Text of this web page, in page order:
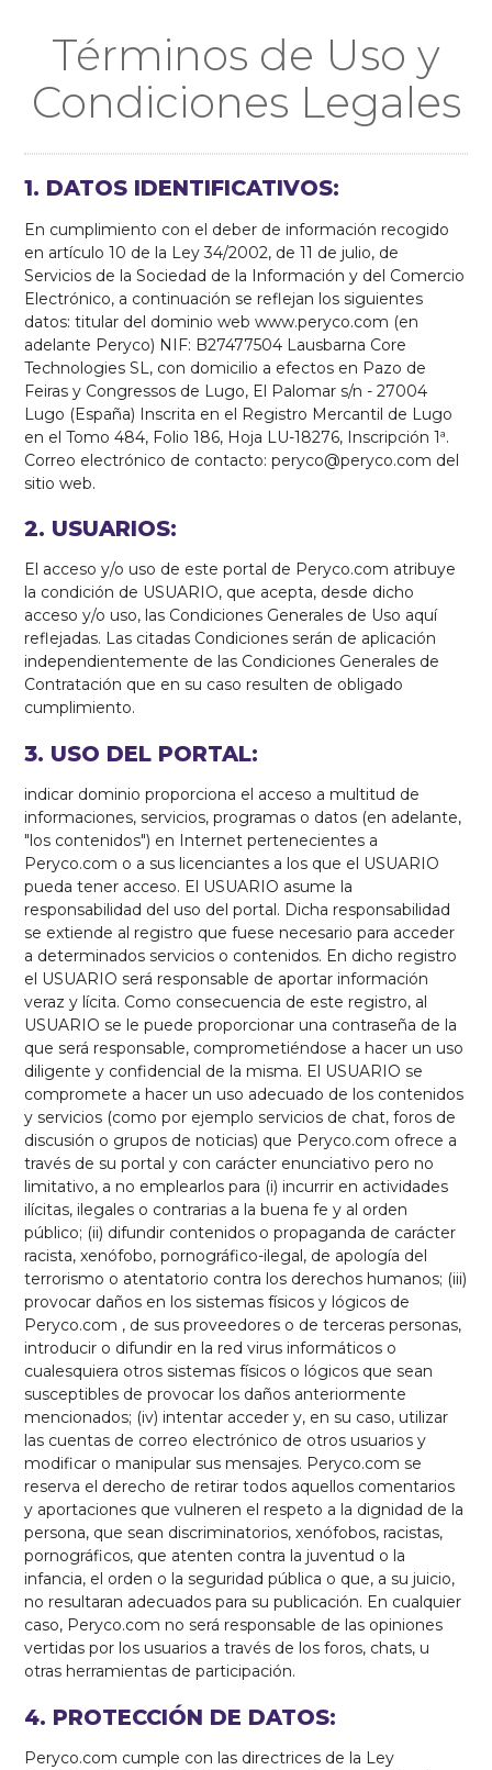
Términos de Uso y
Condiciones Legales
1. DATOS IDENTIFICATIVOS:
En cumplimiento con el deber de información recogido
en artículo 10 de la Ley 34/2002, de 11 de julio, de
Servicios de la Sociedad de la Información y del Comercio
Electrónico, a continuación se reflejan los siguientes
datos: titular del dominio web www.peryco.com (en
adelante Peryco) NIF: B27477504 Lausbarna Core
Technologies SL, con domicilio a efectos en Pazo de
Feiras y Congressos de Lugo, El Palomar s/n - 27004
Lugo (España) Inscrita en el Registro Mercantil de Lugo
en el Tomo 484, Folio 186, Hoja LU-18276, Inscripción 1ª.
Correo electrónico de contacto: peryco@peryco.com del
sitio web.
2. USUARIOS:
El acceso y/o uso de este portal de Peryco.com atribuye
la condición de USUARIO, que acepta, desde dicho
acceso y/o uso, las Condiciones Generales de Uso aquí
reflejadas. Las citadas Condiciones serán de aplicación
independientemente de las Condiciones Generales de
Contratación que en su caso resulten de obligado
cumplimiento.
3. USO DEL PORTAL:
indicar dominio proporciona el acceso a multitud de
informaciones, servicios, programas o datos (en adelante,
"los contenidos") en Internet pertenecientes a
Peryco.com o a sus licenciantes a los que el USUARIO
pueda tener acceso. El USUARIO asume la
responsabilidad del uso del portal. Dicha responsabilidad
se extiende al registro que fuese necesario para acceder
a determinados servicios o contenidos. En dicho registro
el USUARIO será responsable de aportar información
veraz y lícita. Como consecuencia de este registro, al
USUARIO se le puede proporcionar una contraseña de la
que será responsable, comprometiéndose a hacer un uso
diligente y confidencial de la misma. El USUARIO se
compromete a hacer un uso adecuado de los contenidos
y servicios (como por ejemplo servicios de chat, foros de
discusión o grupos de noticias) que Peryco.com ofrece a
través de su portal y con carácter enunciativo pero no
limitativo, a no emplearlos para (i) incurrir en actividades
ilícitas, ilegales o contrarias a la buena fe y al orden
público; (ii) difundir contenidos o propaganda de carácter
racista, xenófobo, pornográfico-ilegal, de apología del
terrorismo o atentatorio contra los derechos humanos; (iii)
provocar daños en los sistemas físicos y lógicos de
Peryco.com , de sus proveedores o de terceras personas,
introducir o difundir en la red virus informáticos o
cualesquiera otros sistemas físicos o lógicos que sean
susceptibles de provocar los daños anteriormente
mencionados; (iv) intentar acceder y, en su caso, utilizar
las cuentas de correo electrónico de otros usuarios y
modificar o manipular sus mensajes. Peryco.com se
reserva el derecho de retirar todos aquellos comentarios
y aportaciones que vulneren el respeto a la dignidad de la
persona, que sean discriminatorios, xenófobos, racistas,
pornográficos, que atenten contra la juventud o la
infancia, el orden o la seguridad pública o que, a su juicio,
no resultaran adecuados para su publicación. En cualquier
caso, Peryco.com no será responsable de las opiniones
vertidas por los usuarios a través de los foros, chats, u
otras herramientas de participación.
4. PROTECCIÓN DE DATOS:
Peryco.com cumple con las directrices de la Ley